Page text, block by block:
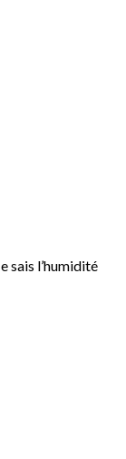
sais l’humidité